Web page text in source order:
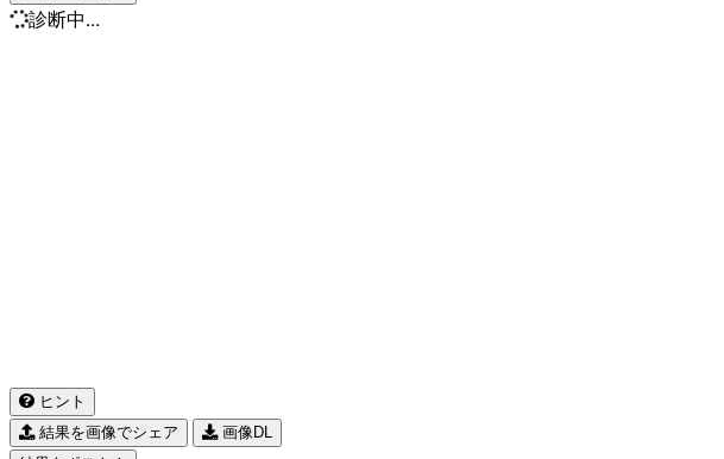
診断中...
ヒント
結果を画像でシェア
画像DL